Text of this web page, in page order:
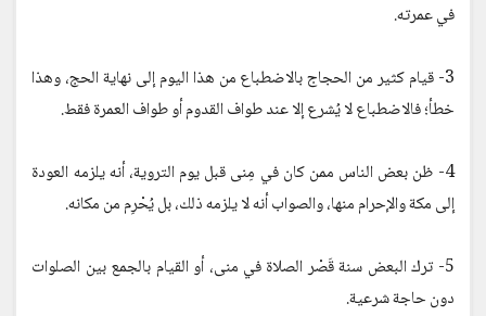
في عمرته.
3- قيام كثير من الحجاج بالاضطباع من هذا اليوم إلى نهاية الحج، وهذا
خطأ؛ فالاضطباع لا يُشرع إلا عند طواف القدوم أو طواف العمرة فقط.
4- ظن بعض الناس ممن كان في مِنى قبل يوم التروية، أنه يلزمه العودة
إلى مكة والإحرام منها، والصواب أنه لا يلزمه ذلك، بل يُحْرِم من مكانه.
5- ترك البعض سنة قَصْر الصلاة في منى، أو القيام بالجمع بين الصلوات
دون حاجة شرعية.